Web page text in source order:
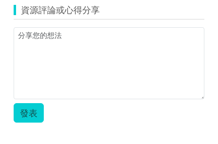
寫-
人
資源評論或心得分享
發表